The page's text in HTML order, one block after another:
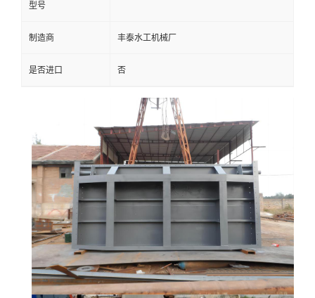
型号
制造商 丰泰水工机械厂
是否进口 否